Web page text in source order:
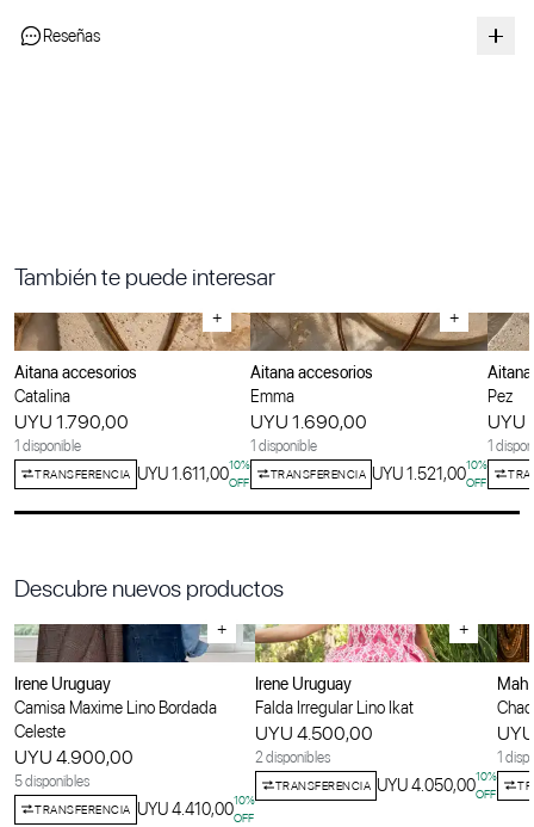
Reseñas
También te puede interesar
+
Aitana accesorios
Catalina
UYU 1.790,00
1 disponible
TRANSFERENCIA UYU 1.611,0010%
OFF
+
Aitana accesorios
Emma
UYU 1.690,00
1 disponible
TRANSFERENCIA UYU 1.521,0010%
OFF
Pez
UYU
1
Descubre nuevos productos
+
Irene Uruguay
Camisa Maxime Lino Bordada
Celeste
UYU 4.900,00
5 disponibles
TRANSFERENCIA UYU 4.410,0010%
OFF
+
Irene Uruguay
Falda Irregular Lino Ikat
UYU 4.500,00
2 disponibles
TRANSFERENCIA UYU 4.050,0010%
OFF
1